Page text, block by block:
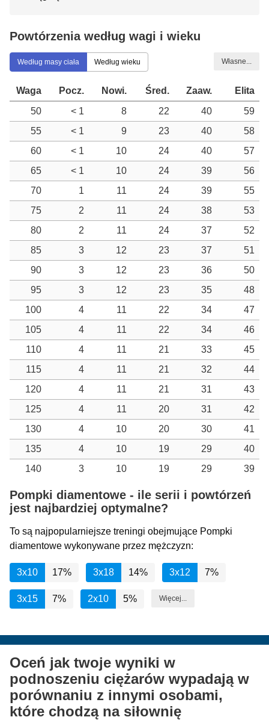
Powtórzenia według wagi i wieku
Według masy ciała Według wieku Własne...
Waga Pocz. Nowi. Śred. Zaaw.
Elita
50
< 1 8 22 40
59
55
< 1 9 23 40
58
60
< 1 10 24 40
57
65
< 1 10 24 39
56
70
1 11 24 39
55
75
2 11 24 38
53
80
2 11 24 37
52
85
3 12 23 37
51
90
3 12 23 36
50
95
3 12 23 35
48
100
4 11 22 34
47
105
4 11 22 34
46
110
4 11 21 33
45
115
4 11 21 32
44
120
4 11 21 31
43
125
4 11 20 31
42
130
4 10 20 30
41
135
4 10 19 29
40
140
3 10 19 29 39
Pompki diamentowe - ile serii i powtórzeń
jest najbardziej optymalne?
To są najpopularniejsze treningi obejmujące Pompki
diamentowe wykonywane przez mężczyzn:
3x10 17% 3x18 14% 3x12 7%
3x15 7% 2x10 5% Więcej...
Oceń jak twoje wyniki w
podnoszeniu ciężarów wypadają w
porównaniu z innymi osobami,
które chodzą na siłownię